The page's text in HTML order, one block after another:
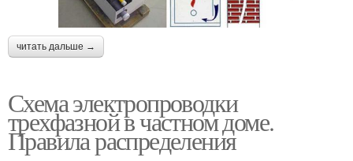
читать дальше →
Схема электропроводки
трехфазной в частном доме.
Правила распределения